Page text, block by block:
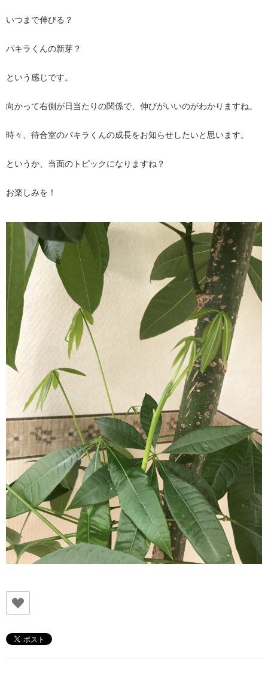
いつまで伸びる？
パキラくんの新芽？
という感じです。
向かって右側が日当たりの関係で、伸びがいいのがわかりますね。
時々、待合室のパキラくんの成長をお知らせしたいと思います。
というか、当面のトピックになりますね？
お楽しみを！